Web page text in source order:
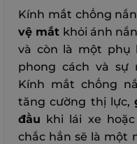
Kính mắt chống
vệ mắt khỏi ánh
và còn là một phụ
phong cách và sự
Kính mắt chống
tăng cường thị lực,
đầu khi lái xe
chắc hẳn sẽ là một